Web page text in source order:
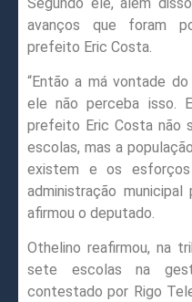
avanços que foram
prefeito Eric Costa.
“Então a má vontade
ele não perceba isso.
prefeito Eric Costa não
escolas, mas a
existem e os
administração municipal
afirmou o deputado.
Othelino reafirmou, na
sete escolas na
contestado por Rigo